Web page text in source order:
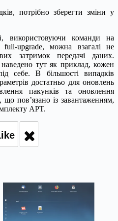
потрібно зберегти зміни у
використовуючи команди на
upgrade, можна взагалі не
затримок передачі даних.
наведено тут як приклад, кожен
себе. В більшості випадків
достатньо для оновлень
пакунків та оновлення
пов’язано із завантаженням,
APT.